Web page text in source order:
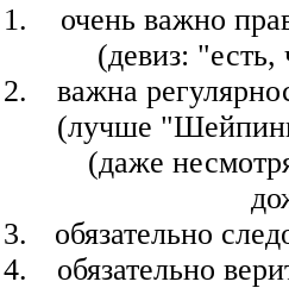
очень важно
(девиз:
важна
(лучше
(даже
обязательно
обязательно